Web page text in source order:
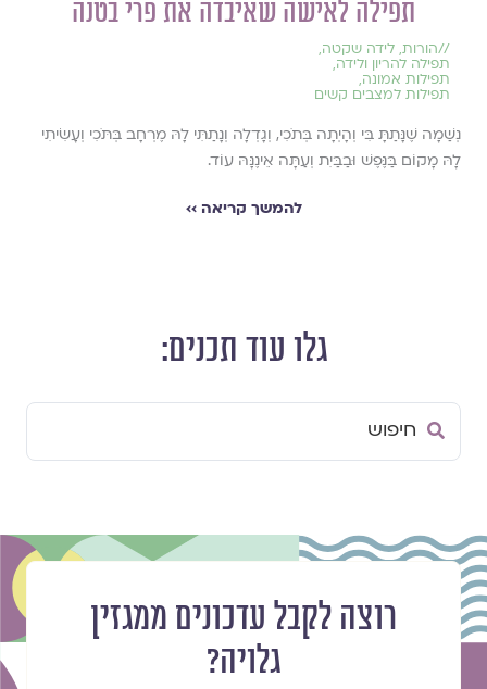
תפילה לאישה שאיבדה את פרי בטנה
//הורות, לידה שקטה,
תפילה להריון ולידה,
תפילות אמונה,
תפילות למצבים קשים
נְשַׁמָה שֶׁנָּתַתָּ בִּי וְהָיְתָה בְּתֹכִי, וְגָדְלָה וְנָתַתִּי לָהּ מֶרְחָב בְּתֹּכִי וְעָשִׂיתִי
לָהּ מָקוֹם בַּנֶּפֶשׁ וּבַבַּיִת וְעַתָּה אֵינֶנָּהּ עוֹד.
להמשך קריאה ››
גלו עוד תכנים:
Search
רוצה לקבל עדכונים ממגזין
גלויה?